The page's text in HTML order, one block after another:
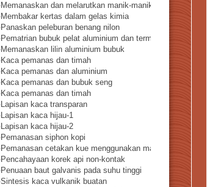
Memanaskan dan melarutkan manik-manik akrilik
Membakar kertas dalam gelas kimia
Panaskan peleburan benang nilon
Pematrian bubuk pelat aluminium dan termokopel
Memanaskan lilin aluminium bubuk
Kaca pemanas dan timah
Kaca pemanas dan aluminium
Kaca pemanas dan bubuk seng
Kaca pemanas dan timah
Lapisan kaca transparan
Lapisan kaca hijau-1
Lapisan kaca hijau-2
Pemanasan siphon kopi
Pemanasan cetakan kue menggunakan masker lancip
Pencahayaan korek api non-kontak
Penuaan baut galvanis pada suhu tinggi
Sintesis kaca vulkanik buatan